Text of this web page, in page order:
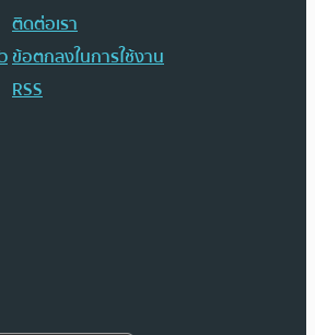
ติดต่อเรา
ข้อตกลงในการใช้งาน
RSS